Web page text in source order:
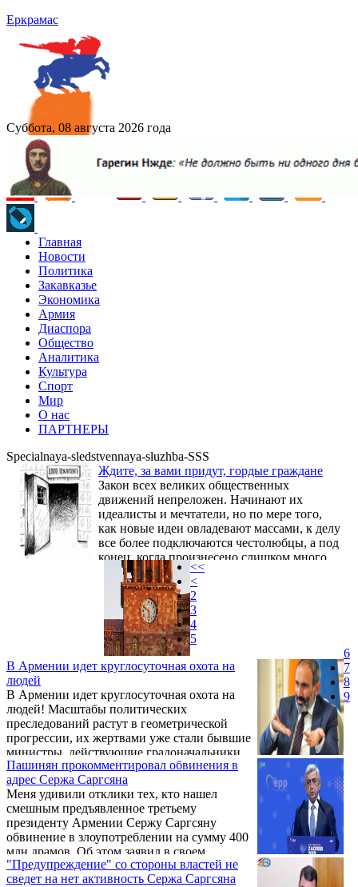
Еркрамас
Суббота, 08 августа 2026 года
Главная
Новости
Политика
Закавказье
Экономика
Армия
Диаспора
Общество
Аналитика
Культура
Спорт
Мир
О нас
ПАРТНЕРЫ
Specialnaya-sledstvennaya-sluzhba-SSS
Ждите, за вами придут, гордые граждане
Закон всех великих общественных
движений непреложен. Начинают их
идеалисты и мечтатели, но по мере того,
как новые идеи овладевают массами, к делу
все более подключаются честолюбцы, а под
конец, когда произнесено слишком много
звучных слов, напечатано слишком много
бумажных денег и от наступившего царства
разума всех с души воротит, дело
завершают циники, окруженные
подлецами. И начинается реакция.
В Армении идет круглосуточная охота на
людей
В Армении идет круглосуточная охота на
людей! Масштабы политических
преследований растут в геометрической
прогрессии, их жертвами уже стали бывшие
министры, действующие градоначальники,
преподаватели вузов, судьи, бывшие
депутаты, полицейские, директора школ. .
Пашинян прокомментировал обвинения в
адрес Сержа Саргсяна
Меня удивили отклики тех, кто нашел
смешным предъявленное третьему
президенту Армении Сержу Саргсяну
обвинение в злоупотреблении на сумму 400
млн драмов. Об этом заявил в своем
выступлении на экспертном форуме
"Борьба с коррупцией во имя целей
"Предупреждение" со стороны властей не
сведет на нет активность Сержа Саргсяна
<<
<
2
3
4
5
6
7
8
9